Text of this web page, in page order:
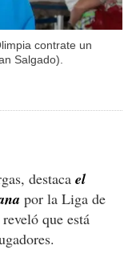
contrate un
Salgado).
destaca el
por la Liga de
que está